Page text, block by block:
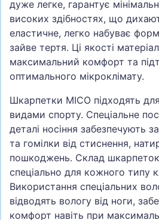
дуже легке, гарантує
високих здібностях, що
еластичне, легко набуває
зайве тертя. Ці якості
максимальний комфорт та
оптимального мікроклімату.
Шкарпетки MICO підходять
видами спорту. Спеціальне
деталі носіння забезпечують
та гомілки від стиснення,
пошкоджень. Склад
спеціально для кожного типу
Використання спеціальних
відводять вологу від ноги,
комфорт навіть при